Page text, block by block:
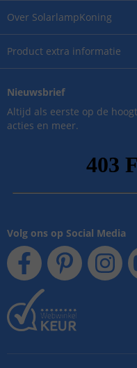
Over SolarlampKoning
Product extra informatie
Nieuwsbrief
Altijd als eerste op de
acties en meer.
Volg ons op Social Media